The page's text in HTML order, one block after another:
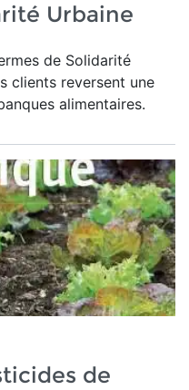
Urbaine
de Solidarité
clients reversent une
alimentaires.
de